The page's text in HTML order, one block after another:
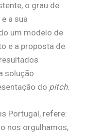
o grau de
a sua
um modelo de
e a proposta de
solução
do pitch.
Portugal, refere:
nos orgulhamos,